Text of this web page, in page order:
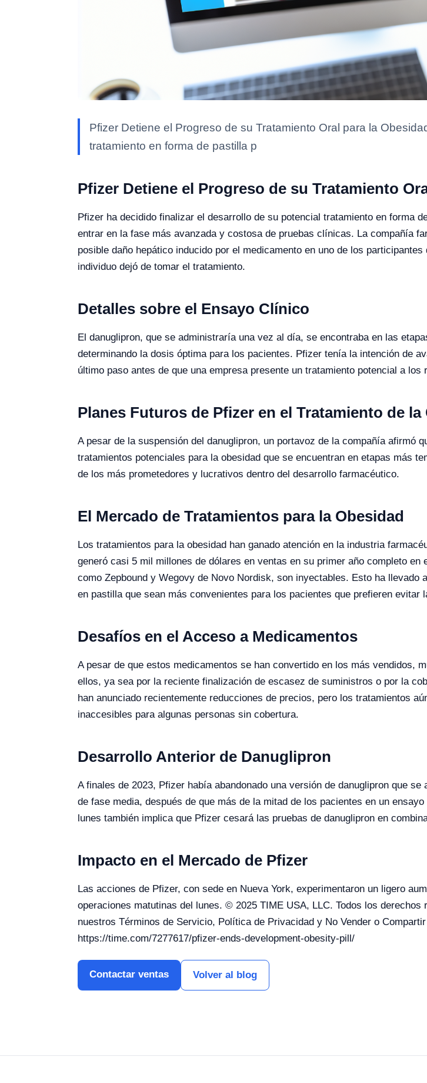
Pfizer Detiene el Progreso de su Tratamiento Oral para la
tratamiento en forma de pastilla p
Pfizer Detiene el Progreso de su Tratamiento
Pfizer ha decidido finalizar el desarrollo de su potencial tratamiento en forma
entrar en la fase más avanzada y costosa de pruebas clínicas. La compañía
posible daño hepático inducido por el medicamento en uno de los
individuo dejó de tomar el tratamiento.
Detalles sobre el Ensayo Clínico
El danuglipron, que se administraría una vez al día, se encontraba en las
determinando la dosis óptima para los pacientes. Pfizer tenía la intención de
último paso antes de que una empresa presente un tratamiento potencial a
Planes Futuros de Pfizer en el Tratamiento de la
A pesar de la suspensión del danuglipron, un portavoz de la compañía afirmó
tratamientos potenciales para la obesidad que se encuentran en etapas más
de los más prometedores y lucrativos dentro del desarrollo farmacéutico.
El Mercado de Tratamientos para la Obesidad
Los tratamientos para la obesidad han ganado atención en la industria
generó casi 5 mil millones de dólares en ventas en su primer año completo
como Zepbound y Wegovy de Novo Nordisk, son inyectables. Esto ha
en pastilla que sean más convenientes para los pacientes que prefieren evitar
Desafíos en el Acceso a Medicamentos
A pesar de que estos medicamentos se han convertido en los más vendidos,
ellos, ya sea por la reciente finalización de escasez de suministros o por la
han anunciado recientemente reducciones de precios, pero los tratamientos
inaccesibles para algunas personas sin cobertura.
Desarrollo Anterior de Danuglipron
A finales de 2023, Pfizer había abandonado una versión de danuglipron que
de fase media, después de que más de la mitad de los pacientes en un
lunes también implica que Pfizer cesará las pruebas de danuglipron en
Impacto en el Mercado de Pfizer
Las acciones de Pfizer, con sede en Nueva York, experimentaron un ligero
operaciones matutinas del lunes. © 2025 TIME USA, LLC. Todos los
nuestros Términos de Servicio, Política de Privacidad y No Vender o
https://time.com/7277617/pfizer-ends-development-obesity-pill/
Contactar ventas Volver al blog